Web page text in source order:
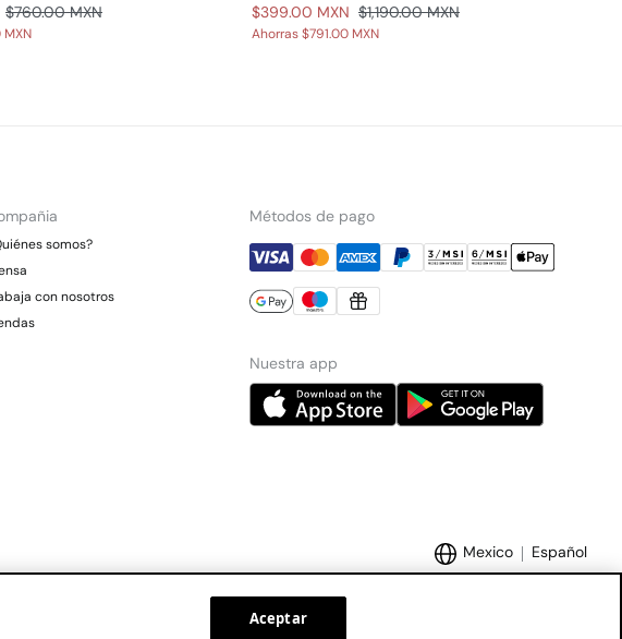
$760.00 MXN
$399.00 MXN $1,190.00 MXN
Ahorras$791.00 MXN
somos?
con nosotros
Métodos de pago
Nuestra app
Mexico Español
Marcas Tendam:
Aceptar